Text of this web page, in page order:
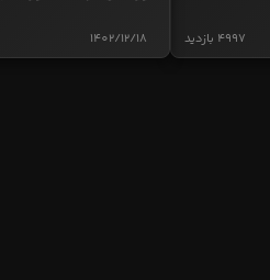
4997 بازدید 1402/12/18